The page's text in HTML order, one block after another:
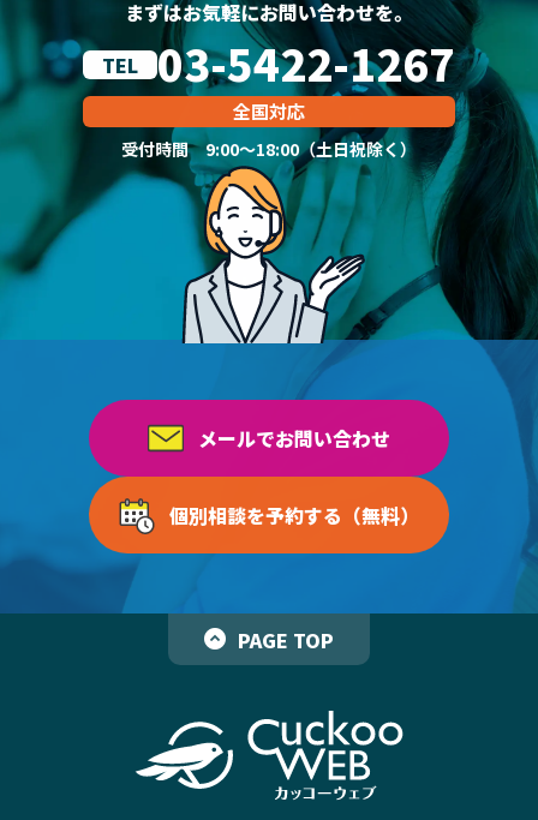
まずはお気軽にお問い合わせを。
TEL
03-5422-1267
全国対応
受付時間 9:00～18:00（土日祝除く）
メールでお問い合わせ
個別相談を予約する（無料）
PAGE TOP